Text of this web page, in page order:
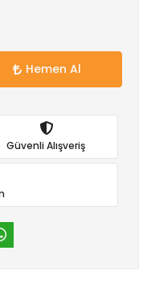
Hemen Al
Güvenli Alışveriş